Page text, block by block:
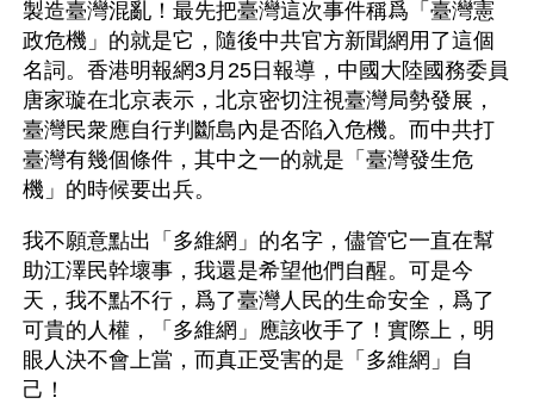
製造臺灣混亂！最先把臺灣這次事件稱爲「臺灣憲
政危機」的就是它，隨後中共官方新聞網用了這個
名詞。香港明報網3月25日報導，中國大陸國務委員
唐家璇在北京表示，北京密切注視臺灣局勢發展，
臺灣民衆應自行判斷島內是否陷入危機。而中共打
臺灣有幾個條件，其中之一的就是「臺灣發生危
機」的時候要出兵。
我不願意點出「多維網」的名字，儘管它一直在幫
助江澤民幹壞事，我還是希望他們自醒。可是今
天，我不點不行，爲了臺灣人民的生命安全，爲了
可貴的人權，「多維網」應該收手了！實際上，明
眼人決不會上當，而真正受害的是「多維網」自
己！